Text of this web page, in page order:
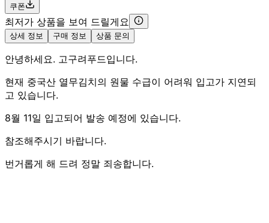
쿠폰
최저가 상품을 보여 드릴게요
상세 정보 구매 정보 상품 문의
안녕하세요. 고구려푸드입니다.
현재 중국산 열무김치의 원물 수급이 어려워 입고가 지연되
고 있습니다.
8월 11일 입고되어 발송 예정에 있습니다.
참조해주시기 바랍니다.
번거롭게 해 드려 정말 죄송합니다.